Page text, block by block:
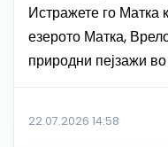
Истражете го Матка
езерото Матка,
природни пејзажи
22.07.2026 14:58